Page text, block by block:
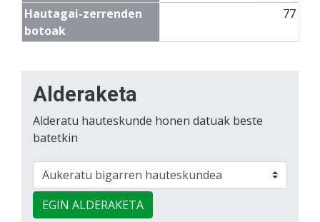
Hautagai-zerrenden
botoak
77
Alderaketa
Alderatu hauteskunde honen datuak beste
batetkin
EGIN ALDERAKETA